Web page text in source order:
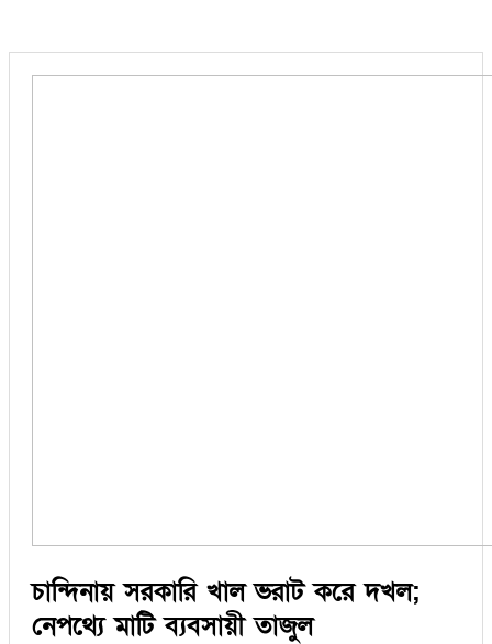
চান্দিনায় সরকারি খাল ভরাট করে দখল;
নেপথ্যে মাটি ব্যবসায়ী তাজুল